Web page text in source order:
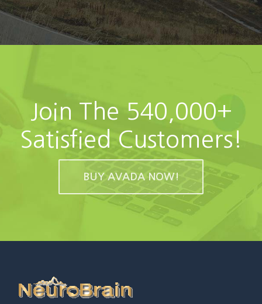
Join The 540,000+
Satisfied Customers!
BUY AVADA NOW!